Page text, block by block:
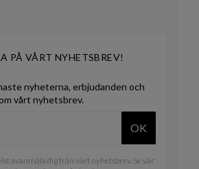
PÅ VÅRT NYHETSBREV!
nyheterna, erbjudanden och
vårt nyhetsbrev.
OK
avanmäla dig från vårt nyhetsbrev. Se vår